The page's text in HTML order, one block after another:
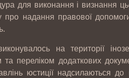
для виконання і визнання
про надання правової
на території
переліком додаткових
юстиції надсилаються до